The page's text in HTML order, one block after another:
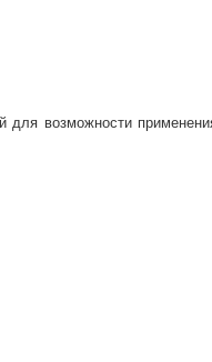
для возможности